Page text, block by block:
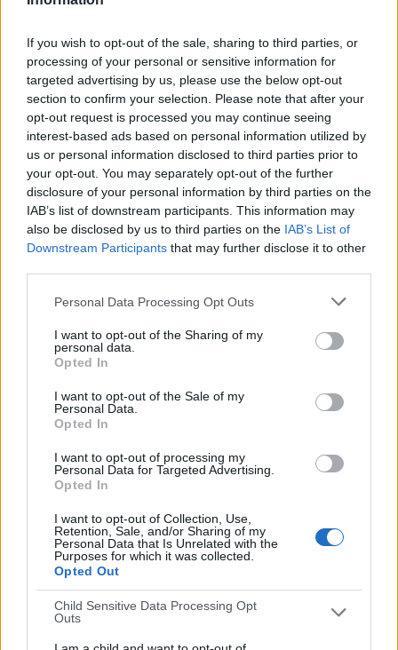
If you wish to opt-out of the sale, sharing to third parties, or
processing of your personal or sensitive information for
targeted advertising by us, please use the below opt-out
section to confirm your selection. Please note that after your
opt-out request is processed you may continue seeing
interest-based ads based on personal information utilized by
us or personal information disclosed to third parties prior to
your opt-out. You may separately opt-out of the further
disclosure of your personal information by third parties on the
IAB’s list of downstream participants. This information may
also be disclosed by us to third parties on the IAB’s List of
Downstream Participants that may further disclose it to other
Personal Data Processing Opt Outs
I want to opt-out of the Sharing of my
personal data.
Opted In
I want to opt-out of the Sale of my
Personal Data.
Opted In
I want to opt-out of processing my
Personal Data for Targeted Advertising.
Opted In
I want to opt-out of Collection, Use,
Retention, Sale, and/or Sharing of my
Personal Data that Is Unrelated with the
Purposes for which it was collected.
Opted Out
Child Sensitive Data Processing Opt
Outs
A fecha de hoy07/08/2026y desde que esta web recoge los datos
estadísticos de cuándo y dónde se televisan los partidos deFútboldel
equipoGetafeenEspaña, que fue el21/12/2012 , podemos dar los
siguientes datos:
621
PARTIDOS TELEVISADOS
193 partidos en abierto
31,08%
ÚLTIMO PARTIDO EN ABIERTO
AS Monaco - Getafe
06/08/2026 Amistoso por Getafecf.com
RANKING POR CANALES
M+ LALIGA
Canal+ Liga
118 (19%)
GolStadium
Ver ranking completo
0
0